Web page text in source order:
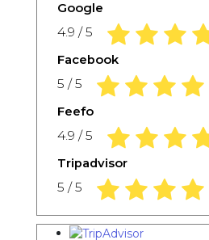
Google
4.9 / 5 4.9 rating based
Facebook
5 / 5 5.0 rating based on
Feefo
4.9 / 5 4.9 rating based
Tripadvisor
5 / 5 5.0 rating based on